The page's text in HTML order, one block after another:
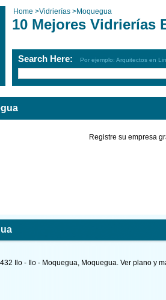
Home >Vidrierías >Moquegua
10 Mejores Vidrierías
Search Here: Por ejemplo: Arquitectos en
Registre su empresa
Ilo - Ilo - Moquegua, Moquegua. Ver plano y